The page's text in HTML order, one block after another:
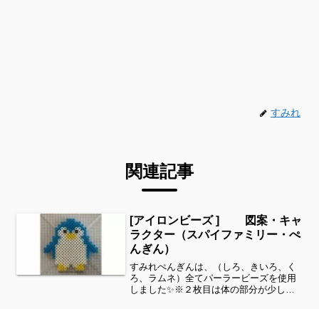
すみれ
関連記事
[アイロンビーズ ] 図案・キャ
ラクター（スパイファミリー・ぺ
んぎん）
すみれぺんぎんは、（しろ、きいろ、く
ろ、ラムネ）全てパーラービーズを使用
しました✨※２枚目は体の部分が少し長